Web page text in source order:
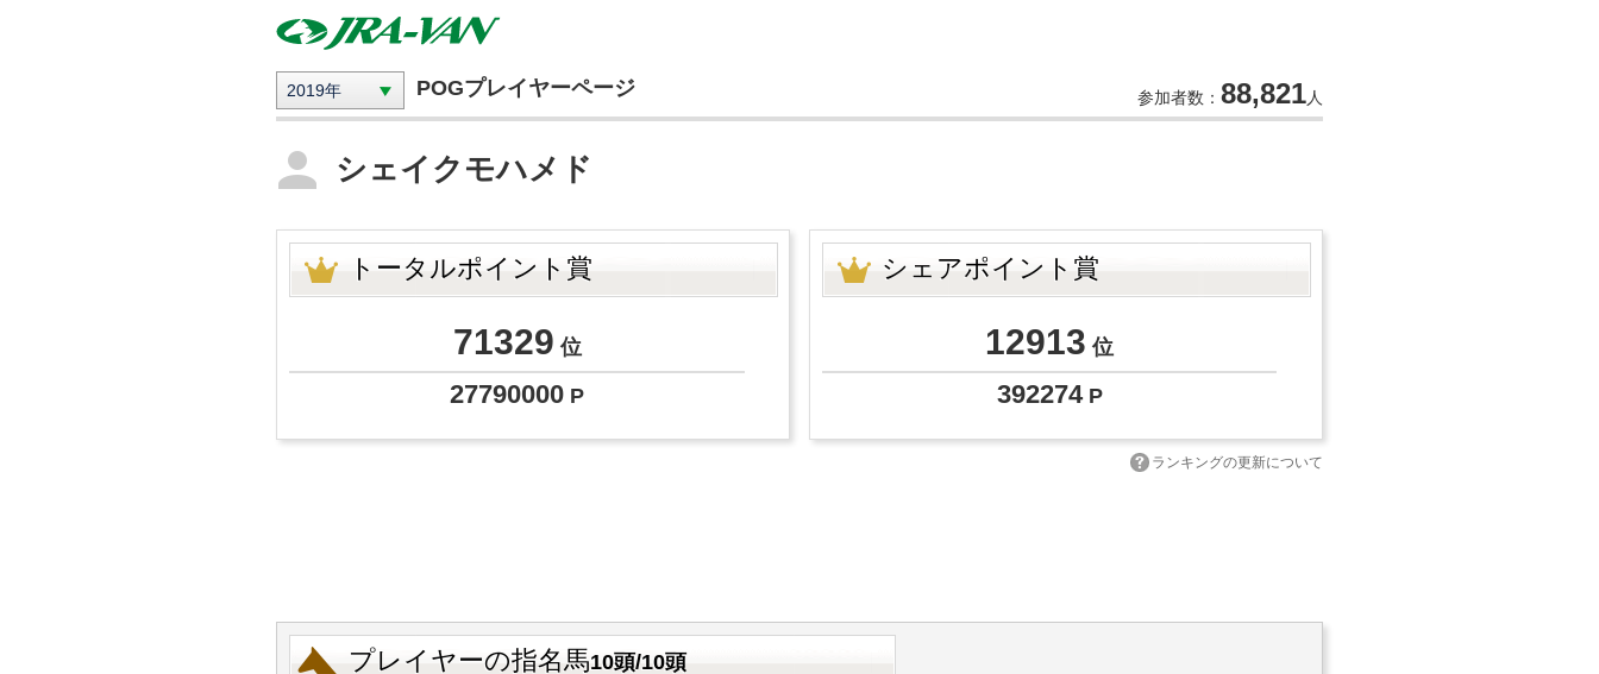
2019年 POGプレイヤーページ 参加者数： 88,821人
シェイクモハメド
トータルポイント賞
71329 位
27790000 P
シェアポイント賞
12913 位
392274P
ランキングの更新について
プレイヤーの指名馬10頭/10頭